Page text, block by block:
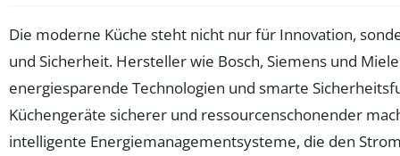
Die moderne Küche steht nicht nur für Innovation,
und Sicherheit. Hersteller wie Bosch, Siemens und
energiesparende Technologien und smarte
Küchengeräte sicherer und ressourcenschonender
intelligente Energiemanagementsysteme, die den